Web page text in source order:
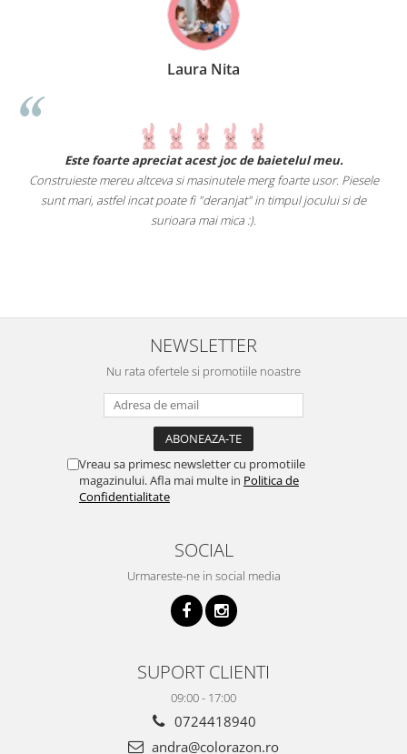
Laura Nita
Este foarte apreciat acest joc de baietelul meu.
Construieste mereu altceva si masinutele merg foarte usor. Piesele
sunt mari, astfel incat poate fi "deranjat" in timpul jocului si de
surioara mai mica :).
NEWSLETTER
Nu rata ofertele si promotiile noastre
Vreau sa primesc newsletter cu promotiile
magazinului. Afla mai multe in Politica de
Confidentialitate
SOCIAL
Urmareste-ne in social media
SUPORT CLIENTI
09:00 - 17:00
0724418940
andra@colorazon.ro